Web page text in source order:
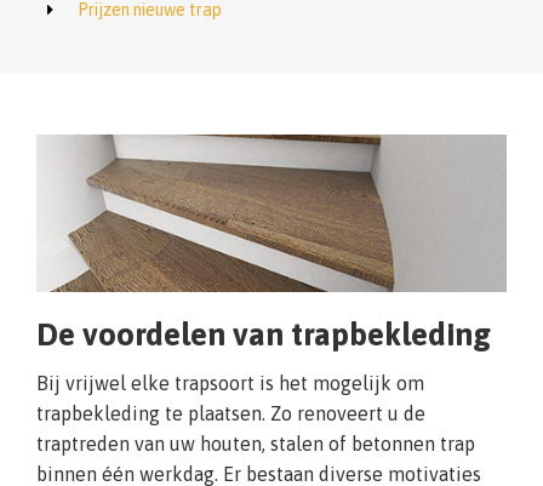
Prijzen nieuwe trap
De voordelen van trapbekleding
Bij vrijwel elke trapsoort is het mogelijk om
trapbekleding te plaatsen. Zo renoveert u de
traptreden van uw houten, stalen of betonnen trap
binnen één werkdag. Er bestaan diverse motivaties